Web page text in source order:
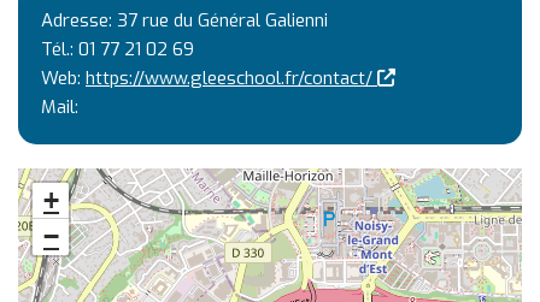
Adresse: 37 rue du Général Galienni
Tél.: 01 77 21 02 69
Web: https://www.gleeschool.fr/contact/
(nouvelle fenêtre)
Mail:
+
−